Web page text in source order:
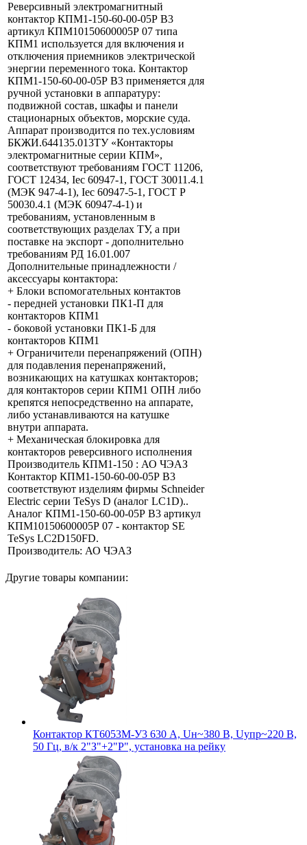
Реверсивный электромагнитный
контактор КПМ1-150-60-00-05Р В3
артикул КПМ10150600005Р 07 типа
КПМ1 используется для включения и
отключения приемников электрической
энергии переменного тока. Контактор
КПМ1-150-60-00-05Р В3 применяется для
ручной установки в аппаратуру:
подвижной состав, шкафы и панели
стационарных объектов, морские суда.
Аппарат производится по тех.условиям
БКЖИ.644135.013ТУ «Контакторы
электромагнитные серии КПМ»,
соответствуют требованиям ГОСТ 11206,
ГОСТ 12434, Iес 60947-1, ГОСТ 30011.4.1
(МЭК 947-4-1), Iес 60947-5-1, ГОСТ Р
50030.4.1 (МЭК 60947-4-1) и
требованиям, установленным в
соответствующих разделах ТУ, а при
поставке на экспорт - дополнительно
требованиям РД 16.01.007
Дополнительные принадлежности /
аксессуары контактора:
+ Блоки вспомогательных контактов
- передней установки ПК1-П для
контакторов КПМ1
- боковой установки ПК1-Б для
контакторов КПМ1
+ Ограничители перенапряжений (ОПН)
для подавления перенапряжений,
возникающих на катушках контакторов;
для контакторов серии КПМ1 ОПН либо
крепятся непосредственно на аппарате,
либо устанавливаются на катушке
внутри аппарата.
+ Механическая блокировка для
контакторов реверсивного исполнения
Производитель КПМ1-150 : АО ЧЭАЗ
Контактор КПМ1-150-60-00-05Р В3
соответствуют изделиям фирмы Sсhnеidеr
Electriс серии TeSys D (аналог LC1D)..
Аналог КПМ1-150-60-00-05Р В3 артикул
КПМ10150600005Р 07 - контактор SE
TeSys LC2D150FD.
Производитель: АО ЧЭАЗ
Другие товары компании:
Контактор КТ6053М-У3 630 А, Uн~380 В, Uупр~220 В,
50 Гц, в/к 2"З"+2"Р", установка на рейку